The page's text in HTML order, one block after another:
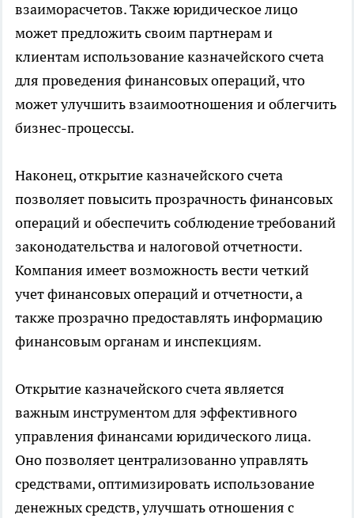
взаиморасчетов. Также юридическое лицо
может предложить своим партнерам и
клиентам использование казначейского счета
для проведения финансовых операций, что
может улучшить взаимоотношения и облегчить
бизнес-процессы.
Наконец, открытие казначейского счета
позволяет повысить прозрачность финансовых
операций и обеспечить соблюдение требований
законодательства и налоговой отчетности.
Компания имеет возможность вести четкий
учет финансовых операций и отчетности, а
также прозрачно предоставлять информацию
финансовым органам и инспекциям.
Открытие казначейского счета является
важным инструментом для эффективного
управления финансами юридического лица.
Оно позволяет централизованно управлять
средствами, оптимизировать использование
денежных средств, улучшать отношения с